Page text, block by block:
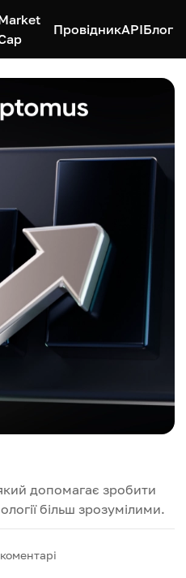
ПровідникAPIБлог
допомагає зробити
більш зрозумілими.
коментарі